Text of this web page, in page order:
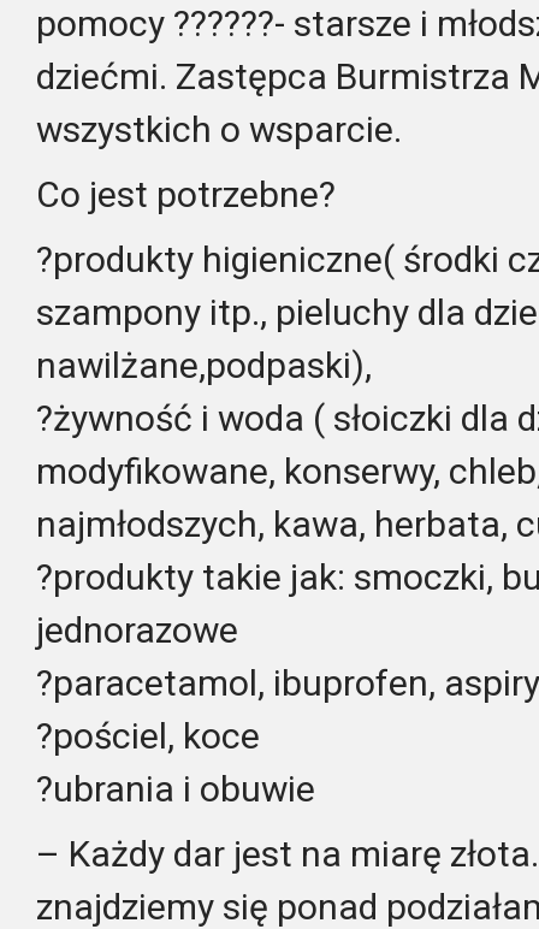
pomocy ??????- starsze i
dziećmi. Zastępca Burmistrza
wszystkich o wsparcie.
Co jest potrzebne?
?produkty higieniczne( środki
szampony itp., pieluchy dla
nawilżane,podpaski),
?żywność i woda ( słoiczki dla
modyfikowane, konserwy,
najmłodszych, kawa, herbata,
?produkty takie jak: smoczki,
jednorazowe
?paracetamol, ibuprofen,
?pościel, koce
?ubrania i obuwie
– Każdy dar jest na miarę
znajdziemy się ponad